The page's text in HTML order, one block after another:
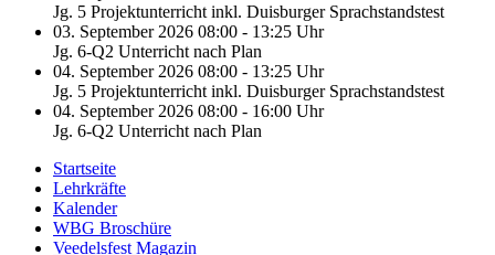
Jg. 5 Projektunterricht inkl. Duisburger Sprachstandstest
03. September 2026 08:00 - 13:25 Uhr
Jg. 6-Q2 Unterricht nach Plan
04. September 2026 08:00 - 13:25 Uhr
Jg. 5 Projektunterricht inkl. Duisburger Sprachstandstest
04. September 2026 08:00 - 16:00 Uhr
Jg. 6-Q2 Unterricht nach Plan
Startseite
Lehrkräfte
Kalender
WBG Broschüre
Veedelsfest Magazin